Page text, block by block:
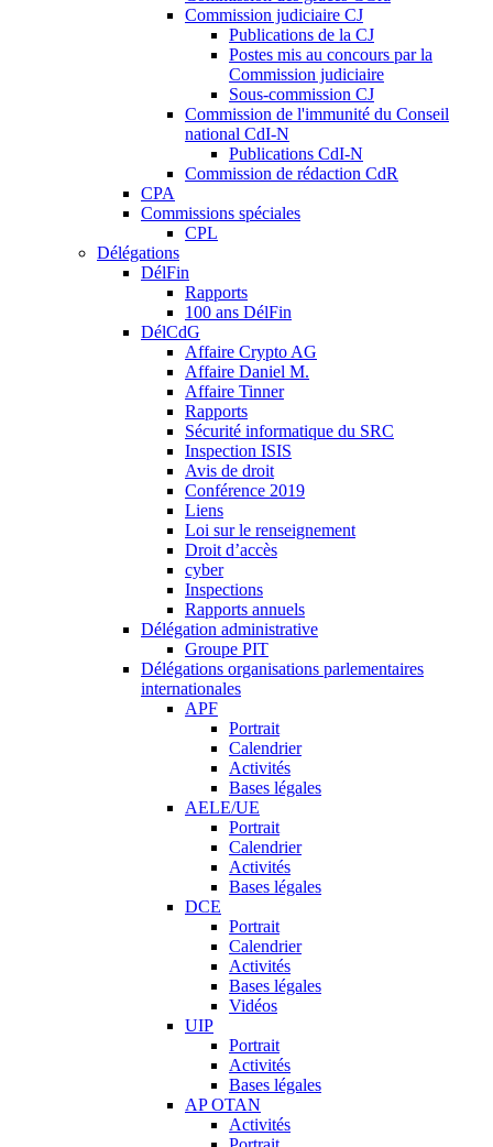
Commission judiciaire CJ
Publications de la CJ
Postes mis au concours par la
Commission judiciaire
Sous-commission CJ
Commission de l'immunité du Conseil
national CdI-N
Publications CdI-N
Commission de rédaction CdR
CPA
Commissions spéciales
CPL
Délégations
DélFin
Rapports
100 ans DélFin
DélCdG
Affaire Crypto AG
Affaire Daniel M.
Affaire Tinner
Rapports
Sécurité informatique du SRC
Inspection ISIS
Avis de droit
Conférence 2019
Liens
Loi sur le renseignement
Droit d’accès
cyber
Inspections
Rapports annuels
Délégation administrative
Groupe PIT
Délégations organisations parlementaires
internationales
APF
Portrait
Calendrier
Activités
Bases légales
AELE/UE
Portrait
Calendrier
Activités
Bases légales
DCE
Portrait
Calendrier
Activités
Bases légales
Vidéos
UIP
Portrait
Activités
Bases légales
AP OTAN
Activités